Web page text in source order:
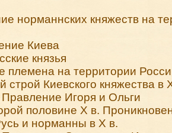
норманнских княжеств на
Киева
князья
племена на территории
строй Киевского княжества в
Правление Игоря и Ольги
половине X в.
и норманны в X в.